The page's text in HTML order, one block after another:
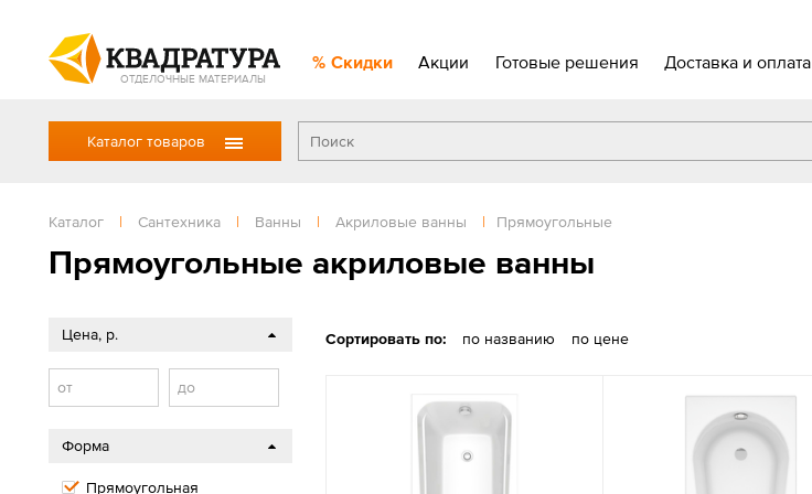
ОТДЕЛОЧНЫЕ МАТЕРИАЛЫ
Скидки Акции Готовые решения Доставка и оплата
Каталог товаров
Каталог | Сантехника | Ванны | Акриловые ванны | Прямоугольные
Прямоугольные акриловые ванны
Сортировать по: по названию по цене
Цена, р.
от до
Форма
Прямоугольная